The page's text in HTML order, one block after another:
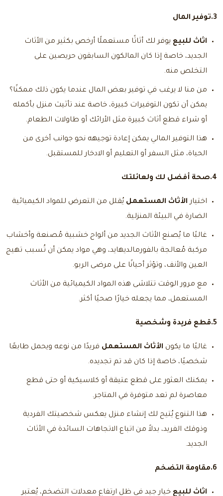
3.توفير المال
اثاث للبيع يوفر لك أثاثًا مستعملًا أرخص بكثير من الأثاث
الجديد، خاصة إذا كان المالكون السابقون حريصين على
التخلص منه.
من منا لا يرغب في توفير بعض المال عندما يكون ذلك ممكنًا؟
يمكن أن تكون التوفيرات كبيرة، خاصة عند تأثيث منزل بأكمله
أو شراء قطع أثاث كبيرة مثل الأرائك أو طاولات الطعام.
هذا التوفير المالي يمكن إعادة توجيهه نحو جوانب أخرى من
الحياة، مثل السفر أو التعليم أو الادخار للمستقبل.
4.صحة أفضل لك ولعائلتك
اختيار الأثاث المستعمل يُقلل من التعرض للمواد الكيميائية
الضارة في البيئة المنزلية.
غالبًا ما يُصنع الأثاث الجديد من ألواح خشبية مُصنعة وأخشاب
مركبة مُعالجة بالفورمالديهايد، وهي مواد يمكن أن تُسبب تهيج
العين والأنف، وتؤثر أحيانًا على مرضى الربو.
مع مرور الوقت تتلاشى هذه المواد الكيميائية من الأثاث
المستعمل، مما يجعله خيارًا صحيًا أكثر.
5.قطع فريدة وشخصية
غالبًا ما يكون الأثاث المستعمل فريدًا من نوعه ويحمل طابعًا
شخصيًا، خاصة إذا كان قد تم تجديده.
يمكنك العثور على قطع عتيقة أو كلاسيكية أو حتى قطع
معاصرة لم تعد متوفرة في المتاجر.
هذا التنوع يُتيح لك إنشاء منزل يعكس شخصيتك الفردية
وذوقك الفريد، بدلاً من اتباع الاتجاهات السائدة في الأثاث
الجديد.
6.مقاومة التضخم
اثاث للبيع خيار جيد في ظل ارتفاع معدلات التضخم، يُعتبر